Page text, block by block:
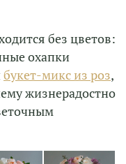
без цветов:
охапки
букет-микс из роз,
жизнерадостно